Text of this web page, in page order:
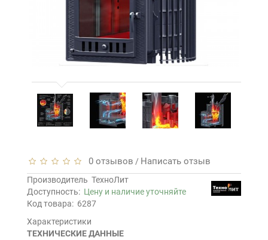
0 отзывов / Написать отзыв
Производитель ТехноЛит
Доступность: Цену и наличие уточняйте
Код товара: 6287
Характеристики
ТЕХНИЧЕСКИЕ ДАННЫЕ